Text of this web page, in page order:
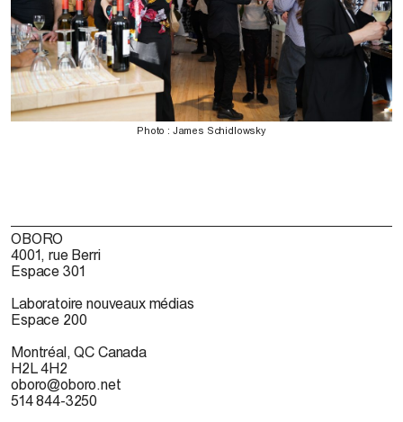
Photo : James Schidlowsky
OBORO
4001, rue Berri
Espace 301
Laboratoire nouveaux médias
Espace 200
Montréal, QC Canada
H2L 4H2
oboro@oboro.net
514 844-3250